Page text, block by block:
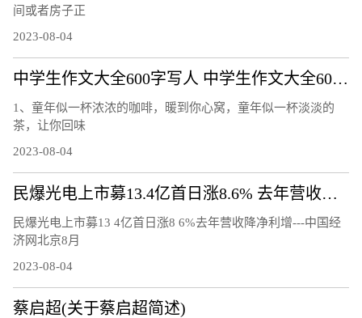
间或者房子正
2023-08-04
中学生作文大全600字写人 中学生作文大全600字
1、童年似一杯浓浓的咖啡，暖到你心窝，童年似一杯淡淡的
茶，让你回味
2023-08-04
民爆光电上市募13.4亿首日涨8.6% 去年营收降净利增
民爆光电上市募13 4亿首日涨8 6%去年营收降净利增---中国经
济网北京8月
2023-08-04
蔡启超(关于蔡启超简述)